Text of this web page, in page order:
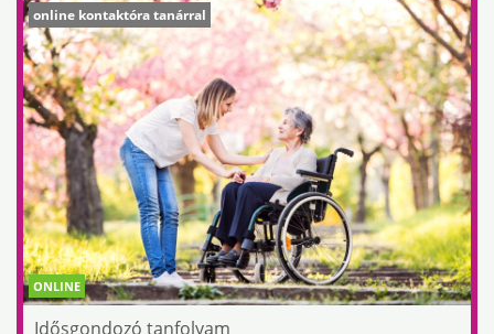
ONLINE
online kontaktóra tanárral
Idősgondozó tanfolyam